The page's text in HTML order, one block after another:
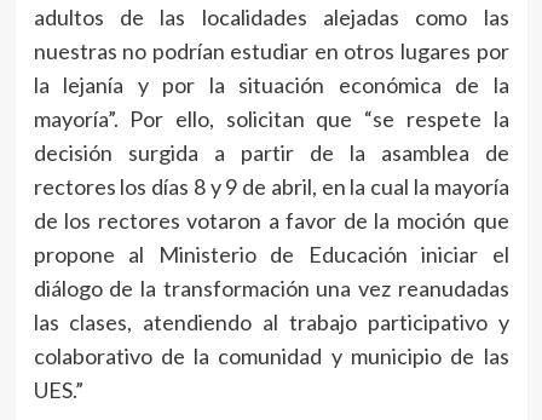
adultos de las localidades alejadas como las
nuestras no podrían estudiar en otros lugares por
la lejanía y por la situación económica de la
mayoría”. Por ello, solicitan que “se respete la
decisión surgida a partir de la asamblea de
rectores los días 8 y 9 de abril, en la cual la mayoría
de los rectores votaron a favor de la moción que
propone al Ministerio de Educación iniciar el
diálogo de la transformación una vez reanudadas
las clases, atendiendo al trabajo participativo y
colaborativo de la comunidad y municipio de las
UES.”